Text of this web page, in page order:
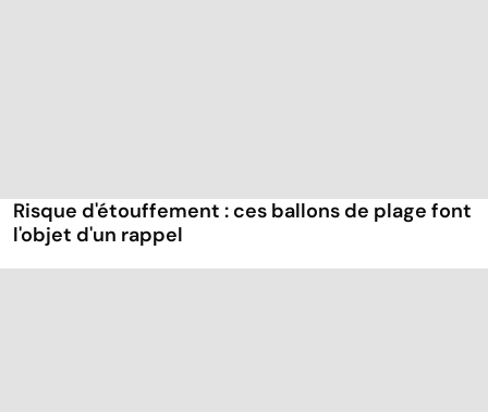
Risque d'étouffement : ces ballons de plage font
l'objet d'un rappel